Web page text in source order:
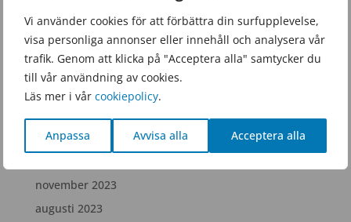
Vi använder cookies för att förbättra din surfupplevelse,
visa personliga annonser eller innehåll och analysera vår
trafik. Genom att klicka på "Acceptera alla" samtycker du
till vår användning av cookies.
Läs mer i vår cookiepolicy.
Anpassa Avvisa alla Acceptera alla
juni 2025
februari 2025
december 2024
juli 2024
februari 2024
november 2023
augusti 2023